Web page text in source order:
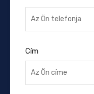
Cím